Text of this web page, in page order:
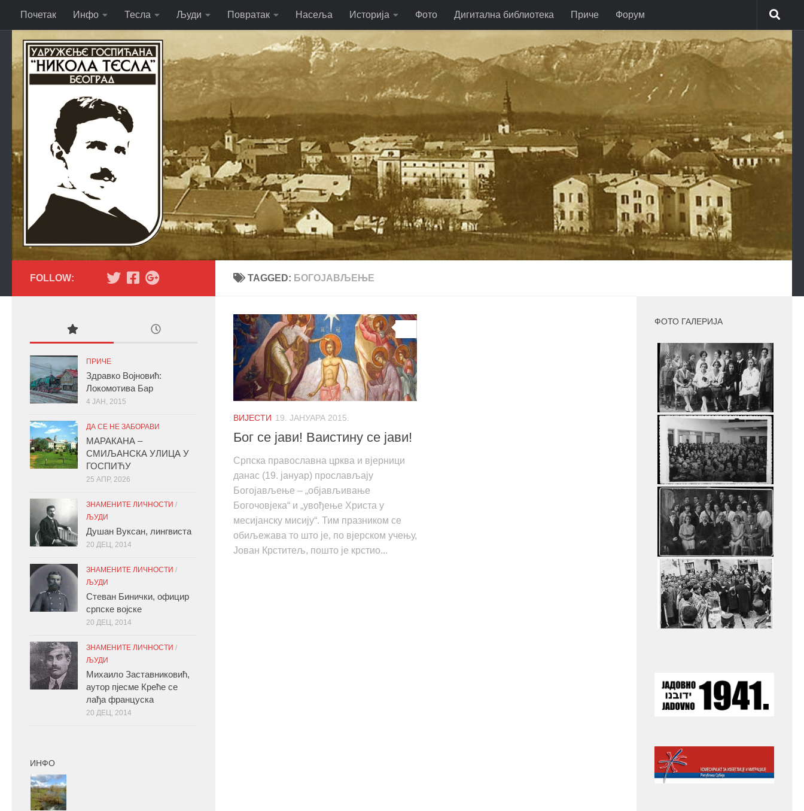
Skip to content
Почетак Инфо Тесла Људи Повратак Насеља Историја Фото Дигитална библиотека Приче Форум
TAGGED: БОГОЈАВЉЕЊЕ
ВИЈЕСТИ 19. ЈАНУАРА 2015.
Бог се јави! Ваистину се јави!
Српска православна црква и вјерници
данас (19. јануар) прослављају
Богојављење – „објављивање
Богочовјека“ и „увођење Христа у
месијанску мисију“. Тим празником се
обиљежава то што је, по вјерском учењу,
Јован Крститељ, пошто је крстио...
FOLLOW:
ПРИЧЕ
Здравко Војновић:
Локомотива Бар
4 ЈАН, 2015
ДА СЕ НЕ ЗАБОРАВИ
МАРАКАНА –
СМИЉАНСКА УЛИЦА У
ГОСПИЋУ
25 АПР, 2026
ЗНАМЕНИТЕ ЛИЧНОСТИ /
ЉУДИ
Душан Вуксан, лингвиста
20 ДЕЦ, 2014
ЗНАМЕНИТЕ ЛИЧНОСТИ /
ЉУДИ
Стеван Бинички, официр
српске војске
20 ДЕЦ, 2014
ЗНАМЕНИТЕ ЛИЧНОСТИ /
ЉУДИ
Михаило Заставниковић,
аутор пјесме Креће се
лађа француска
20 ДЕЦ, 2014
ИНФО
ФОТО ГАЛЕРИЈА